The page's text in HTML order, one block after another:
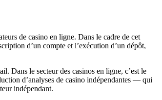
de casino en ligne. Dans le cadre de cet
d’un compte et l’exécution d’un dépôt,
Dans le secteur des casinos en ligne, c’est le
d’analyses de casino indépendantes — qui
indépendant.